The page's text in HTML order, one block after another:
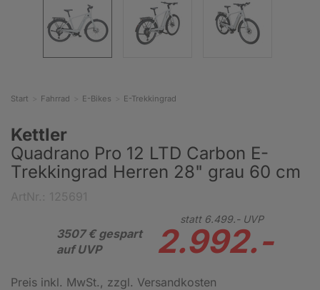
Start Fahrrad E-Bikes E-Trekkingrad
Kettler
Quadrano Pro 12 LTD Carbon E-
Trekkingrad Herren 28" grau 60 cm
3507 € gespart
auf UVP
statt 6.499.-UVP
2.992.-
Preis inkl. MwSt. , zzgl. Versandkosten